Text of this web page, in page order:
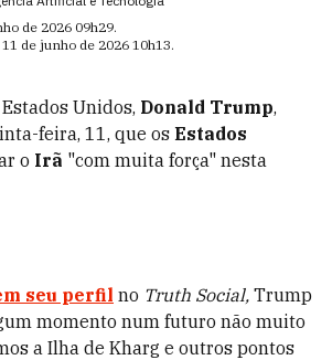
de 2026 09h29.
11 de junho de 2026 10h13.
Unidos, Donald Trump,
feira, 11, que os Estados
o Irã "com muita força" nesta
seu perfil no Truth Social, Trump
momento num futuro não muito
a Ilha de Kharg e outros pontos